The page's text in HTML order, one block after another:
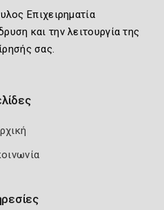
Επιχειρηματία
και την λειτουργία της
σας.